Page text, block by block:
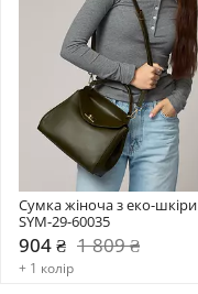
Сумка жіноча з еко-шкіри
SYM-29-60035
904 ₴ 1 809 ₴
+ 1 колір